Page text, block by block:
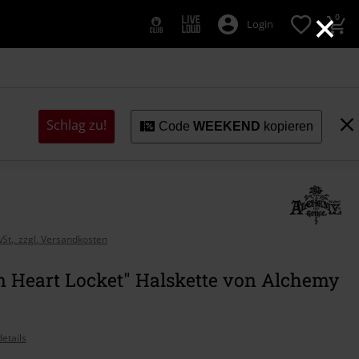
×
Login 0
Schlag zu! CodeWEEKEND kopieren
zzgl. Versandkosten
Heart Locket" Halskette von Alchemy